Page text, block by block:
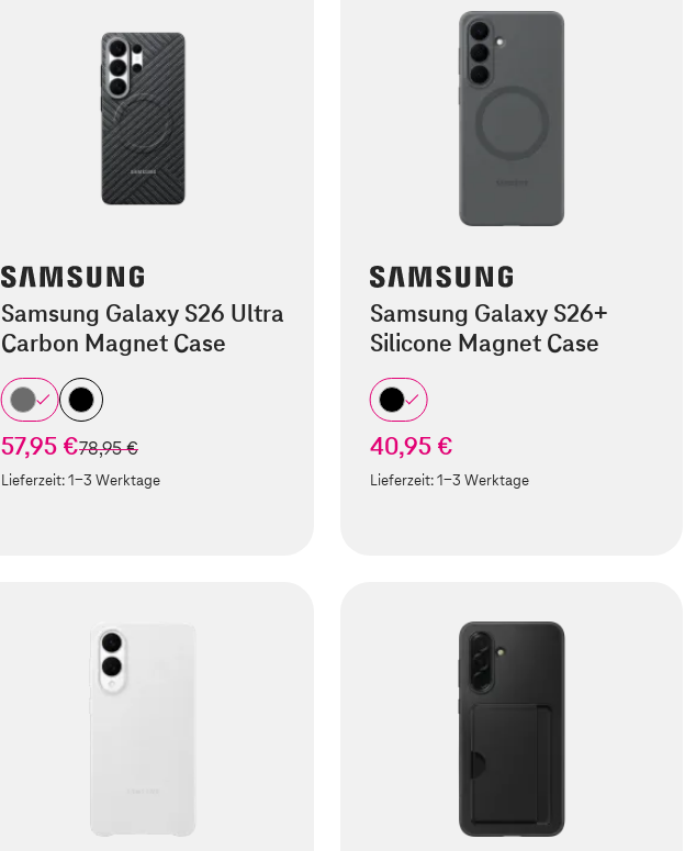
Samsung Galaxy S26 Ultra
Carbon Magnet Case
57,95 €statt
78,95 €
Lieferzeit:1-3 Werktage
Samsung Galaxy S26+
Silicone Magnet Case
40,95 €
Lieferzeit:1-3 Werktage